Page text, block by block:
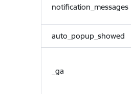
notification_messages
auto_popup_showed
_ga